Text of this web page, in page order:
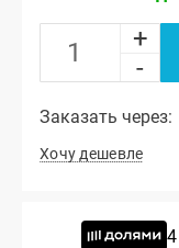
+
-
Заказать через:
Хочу дешевле